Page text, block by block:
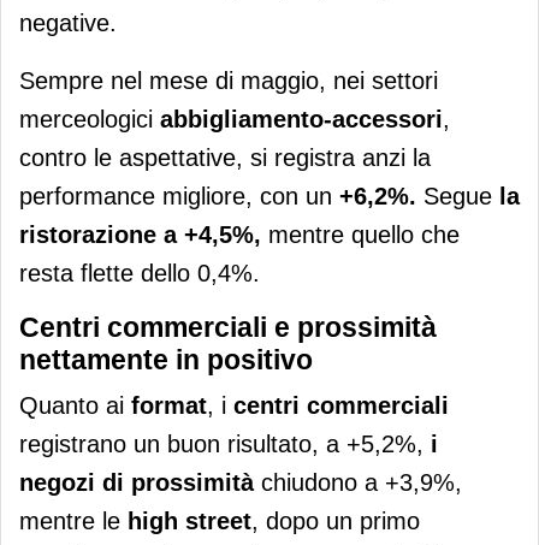
negative.
Sempre nel mese di maggio, nei settori
merceologici abbigliamento-accessori,
contro le aspettative, si registra anzi la
performance migliore, con un +6,2%. Segue la
ristorazione a +4,5%, mentre quello che
resta flette dello 0,4%.
Centri commerciali e prossimità
nettamente in positivo
Quanto ai format, i centri commerciali
registrano un buon risultato, a +5,2%, i
negozi di prossimitàchiudono a +3,9%,
mentre le high street, dopo un primo